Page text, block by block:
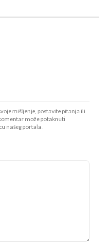
mišljenje, postavite pitanja ili
može potaknuti
našeg portala.